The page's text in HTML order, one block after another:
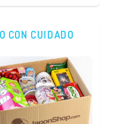
CON CUIDADO